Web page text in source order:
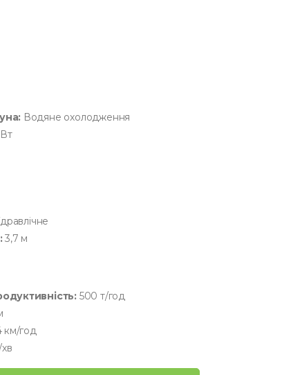
Водяне охолодження
3,7 м
500 т/год
км/год